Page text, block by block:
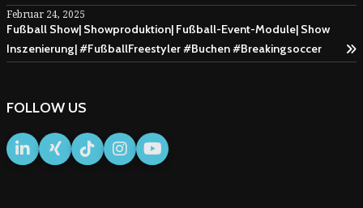
Februar 24, 2025
Fußball Show| Showproduktion| Fußball-Event-Module| Show
Inszenierung| #FußballFreestyler #Buchen #Breakingsoccer
FOLLOW US